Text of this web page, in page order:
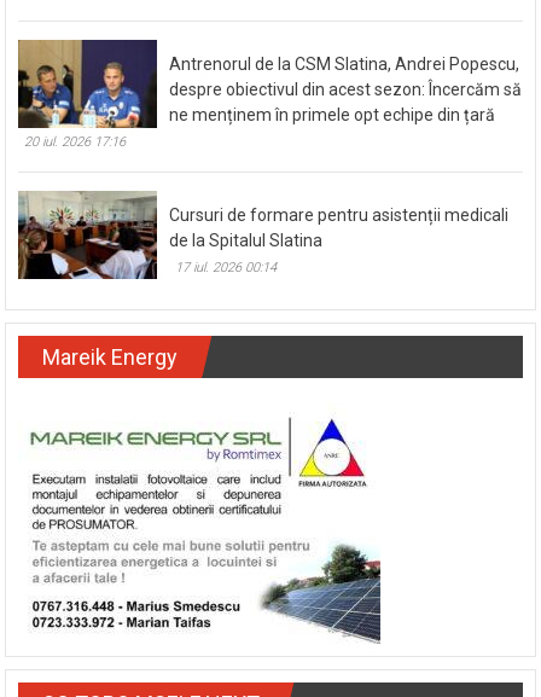
Antrenorul de la CSM Slatina, Andrei Popescu,
despre obiectivul din acest sezon: Încercăm să
ne menținem în primele opt echipe din țară
20 iul. 2026 17:16
Cursuri de formare pentru asistenții medicali
de la Spitalul Slatina
17 iul. 2026 00:14
Mareik Energy